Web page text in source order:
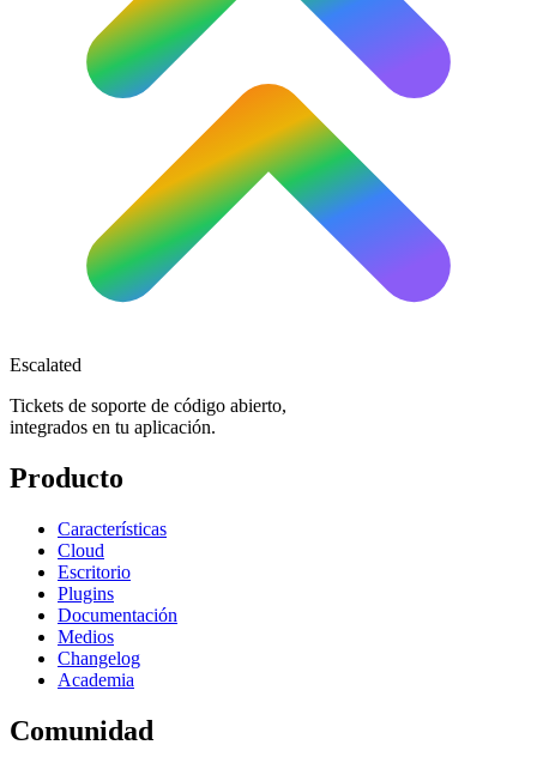
Escalated
Tickets de soporte de código abierto,
integrados en tu aplicación.
Producto
Características
Cloud
Escritorio
Plugins
Documentación
Medios
Changelog
Academia
Comunidad